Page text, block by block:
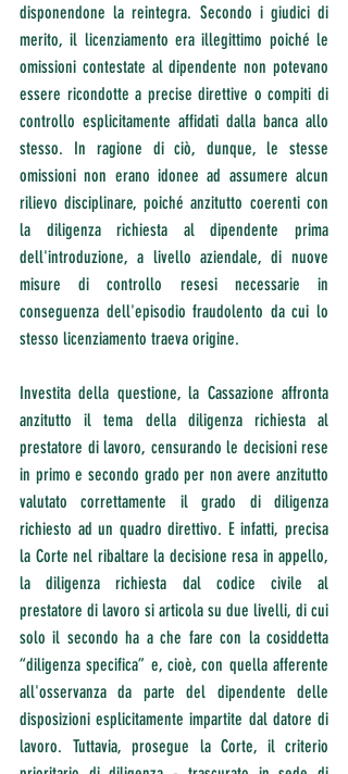
disponendone la reintegra. Secondo i giudici di
merito, il licenziamento era illegittimo poiché le
omissioni contestate al dipendente non potevano
essere ricondotte a precise direttive o compiti di
controllo esplicitamente affidati dalla banca allo
stesso. In ragione di ciò, dunque, le stesse
omissioni non erano idonee ad assumere alcun
rilievo disciplinare, poiché anzitutto coerenti con
la diligenza richiesta al dipendente prima
dell'introduzione, a livello aziendale, di nuove
misure di controllo resesi necessarie in
conseguenza dell'episodio fraudolento da cui lo
stesso licenziamento traeva origine.
Investita della questione, la Cassazione affronta
anzitutto il tema della diligenza richiesta al
prestatore di lavoro, censurando le decisioni rese
in primo e secondo grado per non avere anzitutto
valutato correttamente il grado di diligenza
richiesto ad un quadro direttivo. E infatti, precisa
la Corte nel ribaltare la decisione resa in appello,
la diligenza richiesta dal codice civile al
prestatore di lavoro si articola su due livelli, di cui
solo il secondo ha a che fare con la cosiddetta
“diligenza specifica” e, cioè, con quella afferente
all'osservanza da parte del dipendente delle
disposizioni esplicitamente impartite dal datore di
lavoro. Tuttavia, prosegue la Corte, il criterio